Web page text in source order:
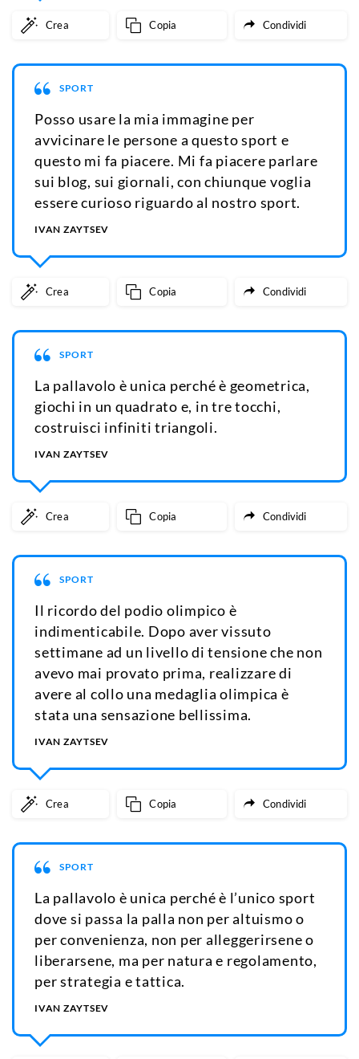
Crea Copia Condividi
SPORT
Posso usare la mia immagine per
avvicinare le persone a questo sport e
questo mi fa piacere. Mi fa piacere parlare
sui blog, sui giornali, con chiunque voglia
essere curioso riguardo al nostro sport.
IVAN ZAYTSEV
Crea Copia Condividi
SPORT
La pallavolo è unica perché è geometrica,
giochi in un quadrato e, in tre tocchi,
costruisci infiniti triangoli.
IVAN ZAYTSEV
Crea Copia Condividi
SPORT
Il ricordo del podio olimpico è
indimenticabile. Dopo aver vissuto
settimane ad un livello di tensione che non
avevo mai provato prima, realizzare di
avere al collo una medaglia olimpica è
stata una sensazione bellissima.
IVAN ZAYTSEV
Crea Copia Condividi
SPORT
La pallavolo è unica perché è l’unico sport
dove si passa la palla non per altuismo o
per convenienza, non per alleggerirsene o
liberarsene, ma per natura e regolamento,
per strategia e tattica.
IVAN ZAYTSEV